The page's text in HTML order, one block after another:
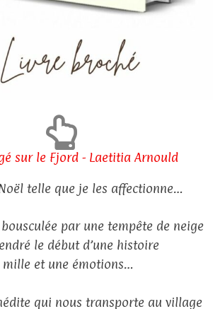
sur le Fjord - Laetitia Arnould
telle que je les affectionne…
par une tempête de neige
le début d’une histoire
mille et une émotions…
qui nous transporte au village